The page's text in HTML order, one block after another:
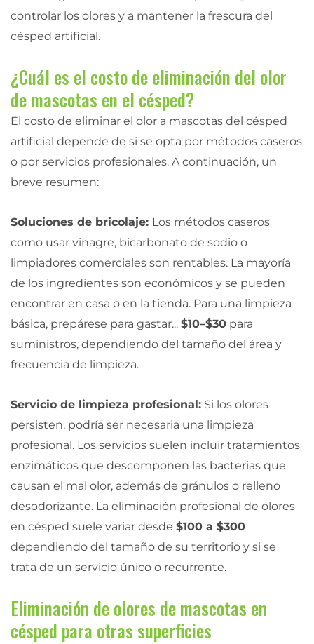
controlar los olores y a mantener la frescura del
césped artificial.
¿Cuál es el costo de eliminación del olor
de mascotas en el césped?
El costo de eliminar el olor a mascotas del césped
artificial depende de si se opta por métodos caseros
o por servicios profesionales. A continuación, un
breve resumen:
Soluciones de bricolaje: Los métodos caseros
como usar vinagre, bicarbonato de sodio o
limpiadores comerciales son rentables. La mayoría
de los ingredientes son económicos y se pueden
encontrar en casa o en la tienda. Para una limpieza
básica, prepárese para gastar... $10–$30 para
suministros, dependiendo del tamaño del área y
frecuencia de limpieza.
Servicio de limpieza profesional: Si los olores
persisten, podría ser necesaria una limpieza
profesional. Los servicios suelen incluir tratamientos
enzimáticos que descomponen las bacterias que
causan el mal olor, además de gránulos o relleno
desodorizante. La eliminación profesional de olores
en césped suele variar desde $100 a $300
dependiendo del tamaño de su territorio y si se
trata de un servicio único o recurrente.
Eliminación de olores de mascotas en
césped para otras superficies